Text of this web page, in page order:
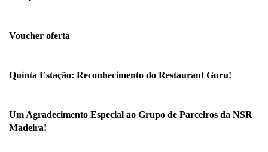
Voucher oferta
Quinta Estação: Reconhecimento do Restaurant Guru!
Um Agradecimento Especial ao Grupo de Parceiros da NSR
Madeira!